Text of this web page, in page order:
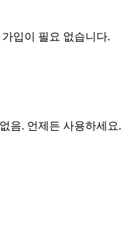
입이 필요 없습니다.
음. 언제든 사용하세요.